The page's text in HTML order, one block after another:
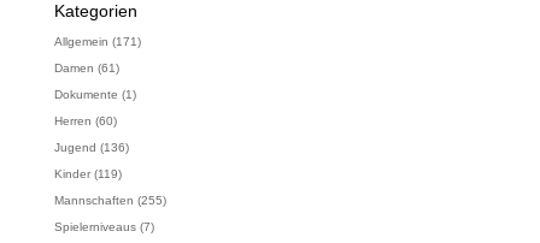
Kategorien
Allgemein (171)
Damen (61)
Dokumente (1)
Herren (60)
Jugend (136)
Kinder(119)
Mannschaften (255)
Spielerniveaus(7)